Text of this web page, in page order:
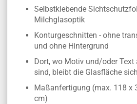
Selbstklebende
Milchglasoptik
Konturgeschnitten - ohne
und ohne Hintergrund
Dort, wo Motiv und/oder Text
sind, bleibt die Glasfläche
Maßanfertigung (max. 118 x
cm)